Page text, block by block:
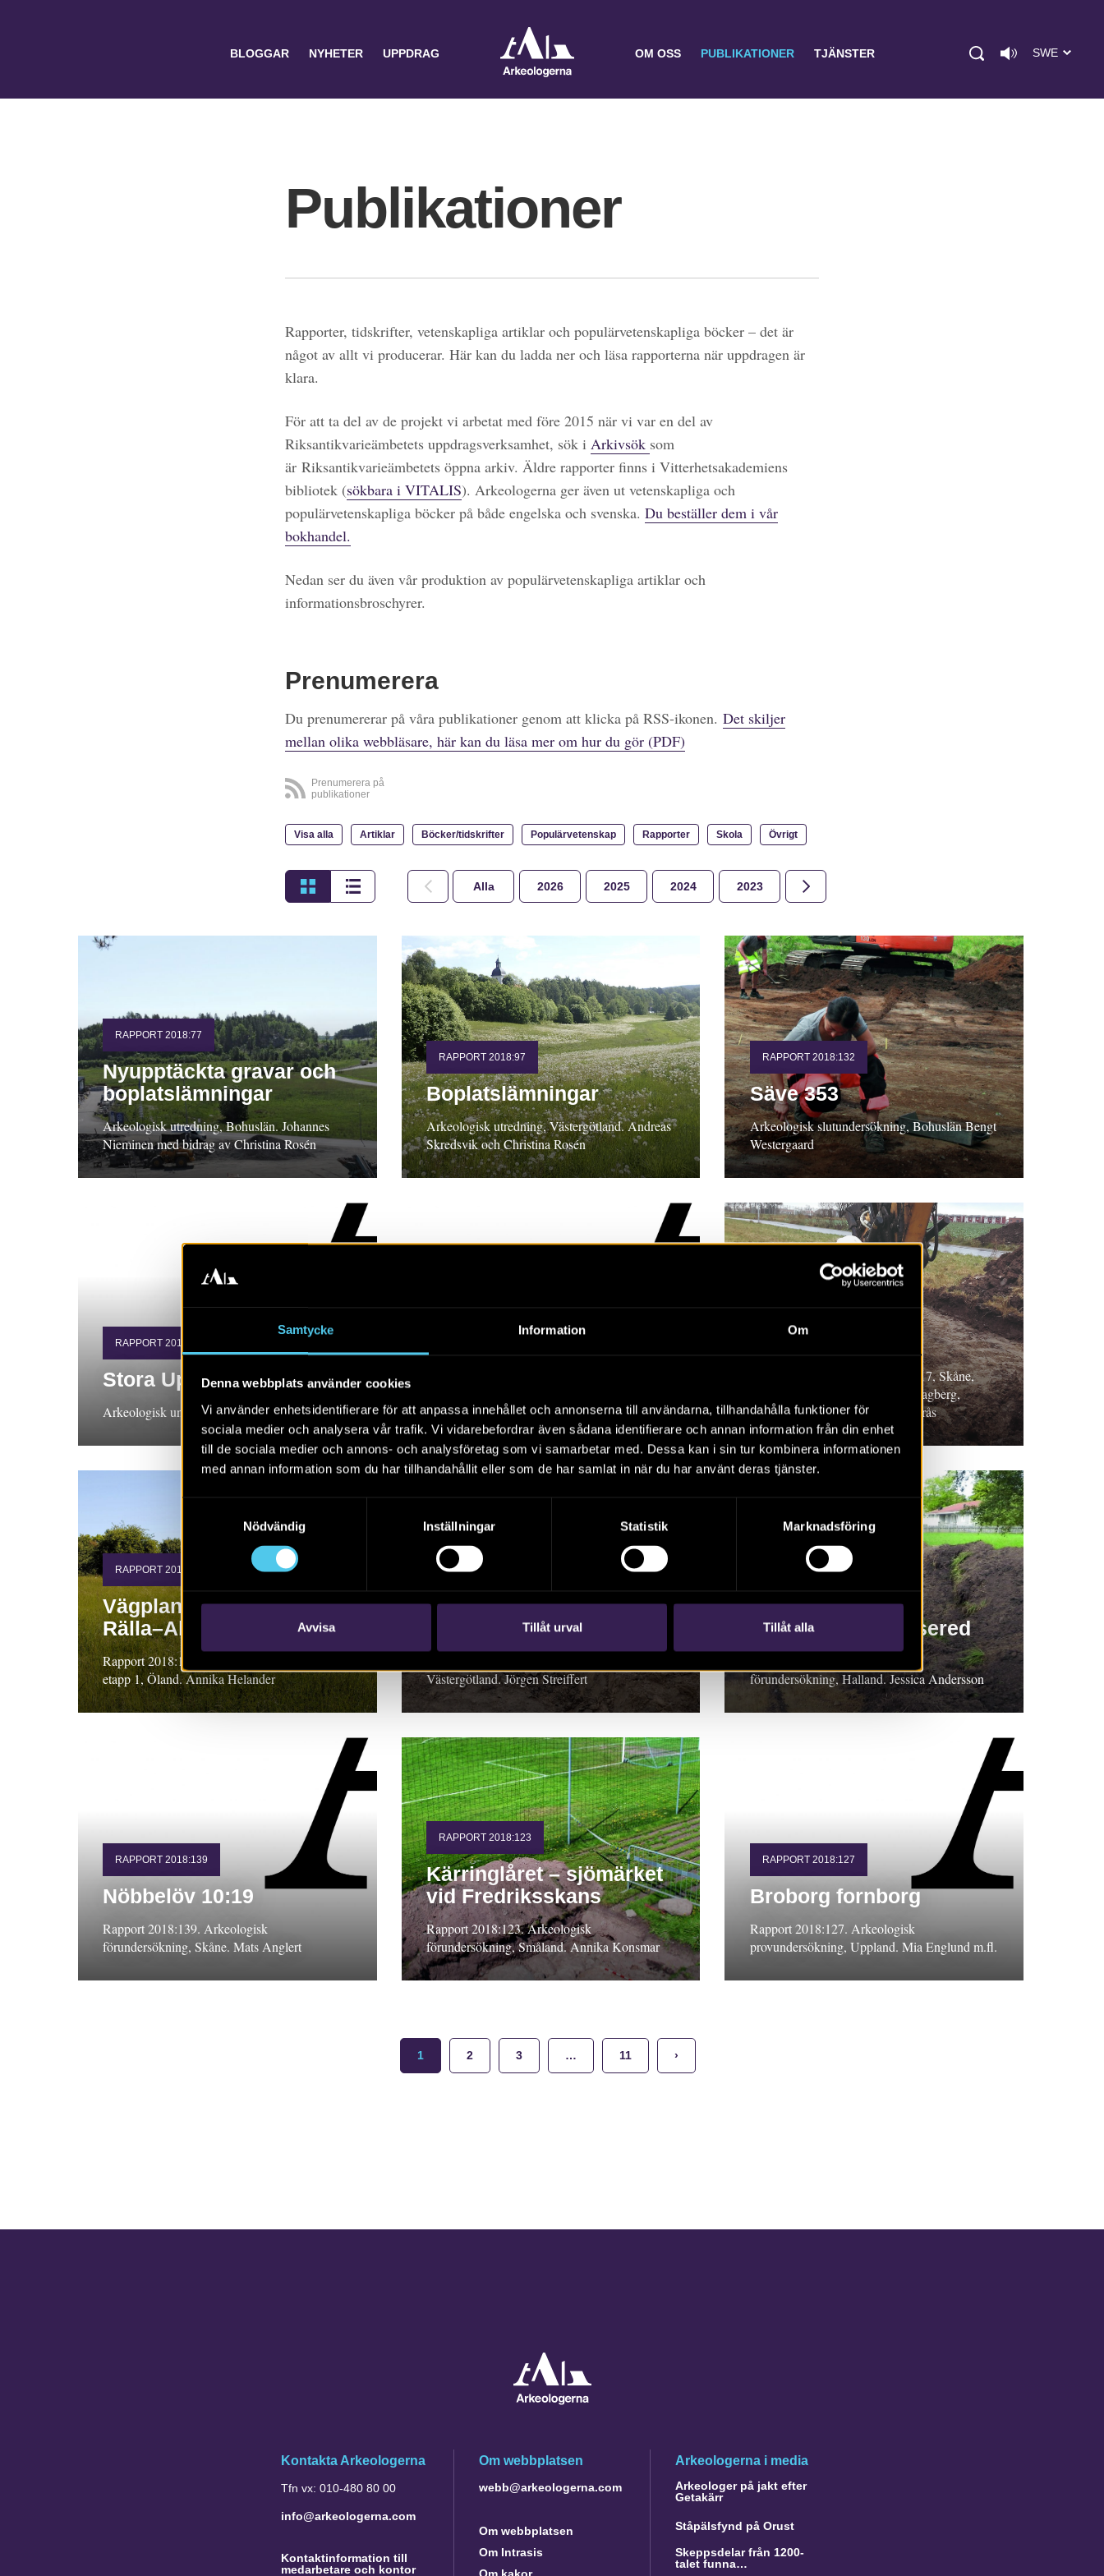
Samtycke Information Om
Denna webbplats använder cookies
Vi använder enhetsidentifierare för att anpassa innehållet och annonserna till användarna, tillhandahålla funktioner för
sociala medier och analysera vår trafik. Vi vidarebefordrar även sådana identifierare och annan information från din enhet
till de sociala medier och annons- och analysföretag som vi samarbetar med. Dessa kan i sin tur kombinera informationen
med annan information som du har tillhandahållit eller som de har samlat in när du har använt deras tjänster.
Nödvändig
Inställningar Statistik Marknadsföring
Avvisa Tillåt urval Tillåt alla
BLOGGAR NYHETER UPPDRAG OM OSS PUBLIKATIONER TJÄNSTER SWE
Publikationer
Rapporter, tidskrifter, vetenskapliga artiklar och populärvetenskapliga böcker – det är
något av allt vi producerar. Här kan du ladda ner och läsa rapporterna när uppdragen är
klara.
För att ta del av de projekt vi arbetat med före 2015 när vi var en del av
Riksantikvarieämbetets uppdragsverksamhet, sök i Arkivsök som
är Riksantikvarieämbetets öppna arkiv. Äldre rapporter finns i Vitterhetsakademiens
bibliotek (sökbara i VITALIS). Arkeologerna ger även ut vetenskapliga och
populärvetenskapliga böcker på både engelska och svenska. Du beställer dem i vår
bokhandel.
Nedan ser du även vår produktion av populärvetenskapliga artiklar och
informationsbroschyrer.
Prenumerera
Du prenumererar på våra publikationer genom att klicka på RSS-ikonen. Det skiljer
mellan olika webbläsare, här kan du läsa mer om hur du gör (PDF)
Prenumerera på
publikationer
Visa alla Artiklar Böcker/tidskrifter Populärvetenskap Rapporter Skola Övrigt
Alla 2026 2025 2024 2023 2022
RAPPORT 2018:77
Nyupptäckta gravar och
boplatslämningar
Arkeologisk utredning, Bohuslän. Johannes
Nieminen med bidrag av Christina Rosén
RAPPORT 2018:97
Boplatslämningar
Arkeologisk utredning, Västergötland. Andreas
Skredsvik och Christina Rosén
RAPPORT 2018:132
Säve 353
Arkeologisk slutundersökning, Bohuslän Bengt
Westergaard
RAPPORT 2018:52
Stora Uppåkra 8:8. UAC
Arkeologisk undersökning, Skåne Kennet Stark
RAPPORT 2018:20
Östra Torn 29:8
Stark
Stångby 5:28
Arkeologisk förundersökning 2017, Skåne,
Magnus Artursson, Christoﬀer Hagberg,
Mathilda Kjällquist och Per Lagerås
RAPPORT 2018:115
Vägplan för sträckan
Rälla–Algutsrum
Rapport 2018:115. Arkeologisk utredning,
etapp 1, Öland. Annika Helander
E20 Bälinge–Siene
Västergötland. Jörgen Streiffert
En boplats i Algusered
förundersökning, Halland. Jessica Andersson
RAPPORT 2018:139
Nöbbelöv 10:19
Rapport 2018:139. Arkeologisk
förundersökning, Skåne. Mats Anglert
RAPPORT 2018:123
Kärringlåret – sjömärket
vid Fredriksskans
Rapport 2018:123. Arkeologisk
förundersökning, Småland. Annika Konsmar
RAPPORT 2018:127
Broborg fornborg
Rapport 2018:127. Arkeologisk
provundersökning, Uppland. Mia Englund m.fl.
1 2 3 … 11 ›
Kontakta Arkeologerna
Tfn vx: 010-480 80 00
info@arkeologerna.com
Kontaktinformation till
medarbetare och kontor
Om webbplatsen
webb@arkeologerna.com
Om webbplatsen
Om Intrasis
Arkeologerna i media
Arkeologer på jakt efter
Getakärr
Ståpälsfynd på Orust
Skeppsdelar från 1200-
talet funna…